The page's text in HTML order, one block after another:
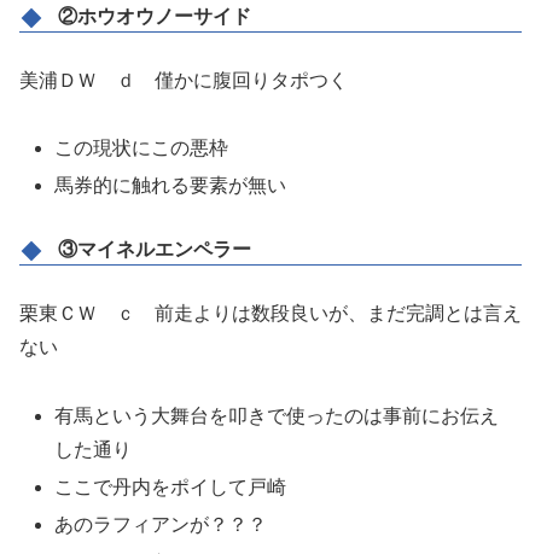
②ホウオウノーサイド
美浦ＤＷ ｄ 僅かに腹回りタポつく
この現状にこの悪枠
馬券的に触れる要素が無い
③マイネルエンペラー
栗東ＣＷ ｃ 前走よりは数段良いが、まだ完調とは言え
ない
有馬という大舞台を叩きで使ったのは事前にお伝え
した通り
ここで丹内をポイして戸崎
あのラフィアンが？？？